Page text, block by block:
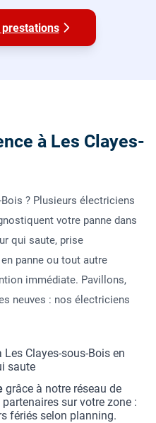
à Les Clayes-
? Plusieurs électriciens
votre panne dans
qui saute, prise
panne ou tout autre
immédiate. Pavillons,
neuves : nos électriciens
Les Clayes-sous-Bois en
saute
grâce à notre réseau de
sur votre zone :
fériés selon planning.